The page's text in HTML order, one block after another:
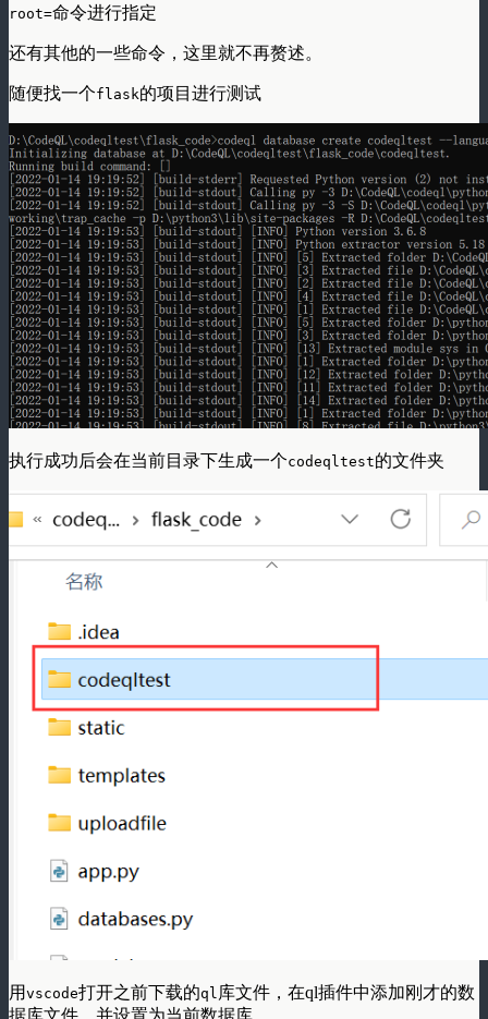
root=命令进行指定
还有其他的一些命令，这里就不再赘述。
随便找一个flask的项目进行测试
执行成功后会在当前目录下生成一个codeqltest的文件夹
用 vscode打开之前下载的ql 库文件，在ql插件中添加刚才的数
据库文件，并设置为当前数据库。